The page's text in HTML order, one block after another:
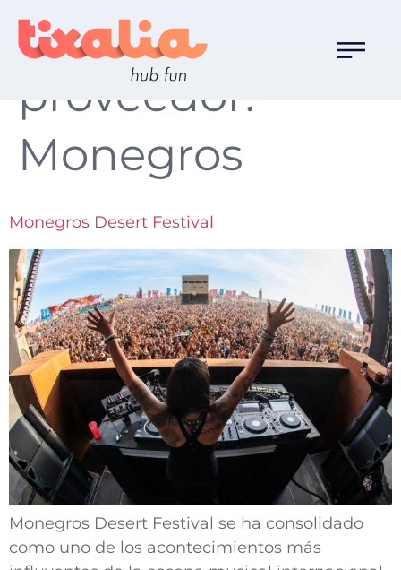
Destino
proveedor:
Monegros
Monegros Desert Festival
Monegros Desert Festival se ha consolidado
como uno de los acontecimientos más